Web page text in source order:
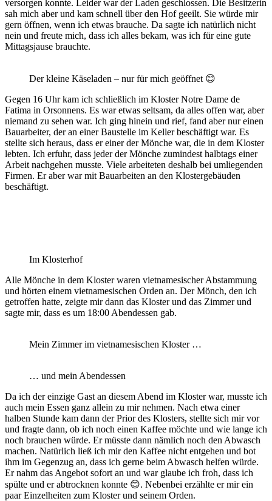
versorgen konnte. Leider war der Laden geschlossen. Die Besitzerin
sah mich aber und kam schnell über den Hof geeilt. Sie würde mir
gern öffnen, wenn ich etwas brauche. Da sagte ich natürlich nicht
nein und freute mich, dass ich alles bekam, was ich für eine gute
Mittagsjause brauchte.
Der kleine Käseladen – nur für mich geöffnet 😊
Gegen 16 Uhr kam ich schließlich im Kloster Notre Dame de
Fatima in Orsonnens. Es war etwas seltsam, da alles offen war, aber
niemand zu sehen war. Ich ging hinein und rief, fand aber nur einen
Bauarbeiter, der an einer Baustelle im Keller beschäftigt war. Es
stellte sich heraus, dass er einer der Mönche war, die in dem Kloster
lebten. Ich erfuhr, dass jeder der Mönche zumindest halbtags einer
Arbeit nachgehen musste. Viele arbeiteten deshalb bei umliegenden
Firmen. Er aber war mit Bauarbeiten an den Klostergebäuden
beschäftigt.
Im Klosterhof
Alle Mönche in dem Kloster waren vietnamesischer Abstammung
und hörten einem vietnamesischen Orden an. Der Mönch, den ich
getroffen hatte, zeigte mir dann das Kloster und das Zimmer und
sagte mir, dass es um 18:00 Abendessen gab.
Mein Zimmer im vietnamesischen Kloster …
… und mein Abendessen
Da ich der einzige Gast an diesem Abend im Kloster war, musste ich
auch mein Essen ganz allein zu mir nehmen. Nach etwa einer
halben Stunde kam dann der Prior des Klosters, stellte sich mir vor
und fragte dann, ob ich noch einen Kaffee möchte und wie lange ich
noch brauchen würde. Er müsste dann nämlich noch den Abwasch
machen. Natürlich ließ ich mir den Kaffee nicht entgehen und bot
ihm im Gegenzug an, dass ich gerne beim Abwasch helfen würde.
Er nahm das Angebot sofort an und war glaube ich froh, dass ich
spülte und er abtrocknen konnte 😊. Nebenbei erzählte er mir ein
paar Einzelheiten zum Kloster und seinem Orden.